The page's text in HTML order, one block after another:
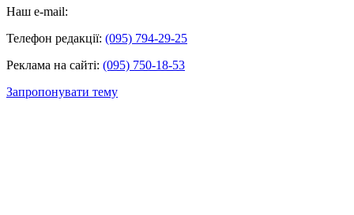
Наш e-mail:
Телефон редакції: (095) 794-29-25
Реклама на сайті: (095) 750-18-53
Запропонувати тему